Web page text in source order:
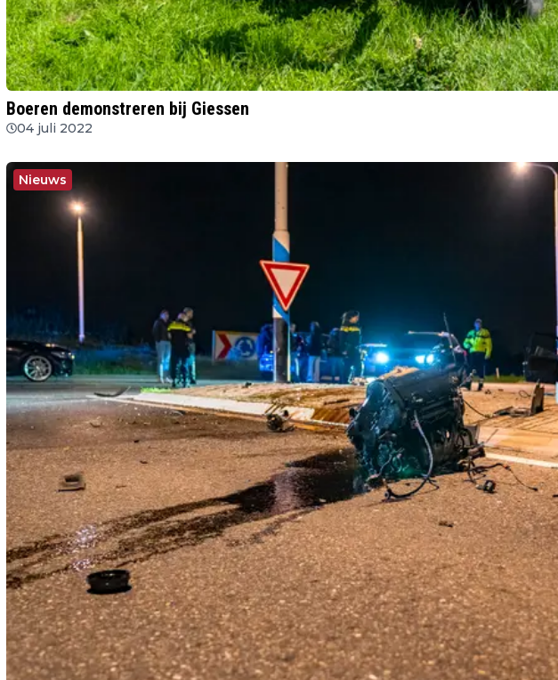
Boeren demonstreren bij Giessen
04 juli 2022
Nieuws